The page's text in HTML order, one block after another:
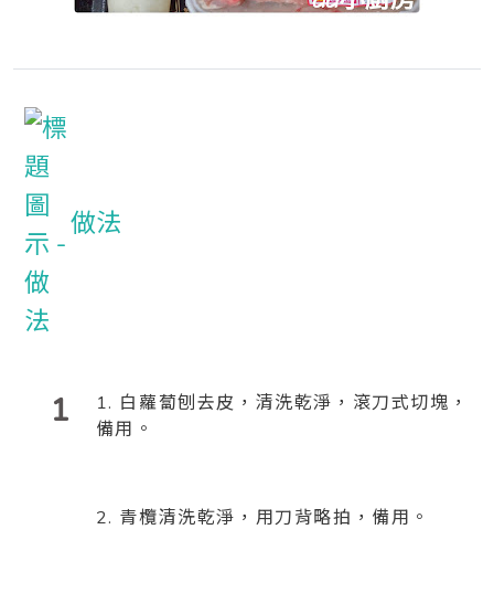
做法
1
1. 白蘿蔔刨去皮，清洗乾淨，滾刀式切塊，
備用。
2. 青欖清洗乾淨，用刀背略拍，備用。